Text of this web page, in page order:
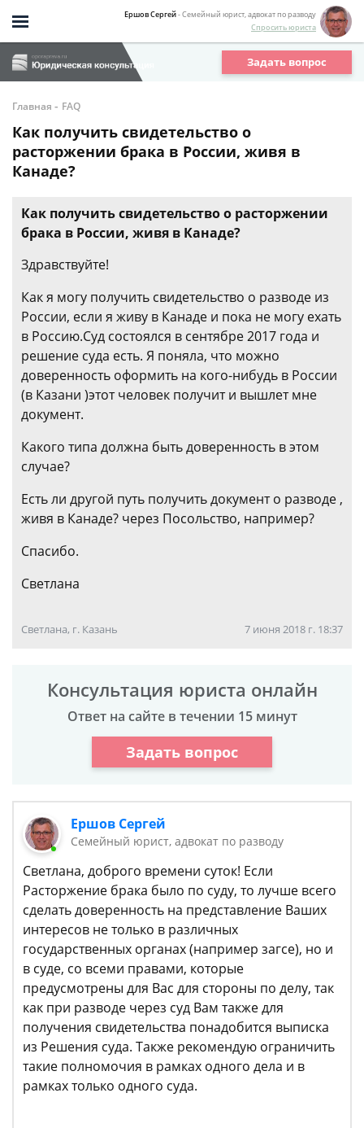
Ершов Сергей- Семейный юрист, адвокат по разводу
Спросить юриста
Задать вопрос
Главная - FAQ
Как получить свидетельство о
расторжении брака в России, живя в
Канаде?
Как получить свидетельство о расторжении
брака в России, живя в Канаде?
Здравствуйте!
Как я могу получить свидетельство о разводе из
России, если я живу в Канаде и пока не могу ехать
в Россию.Суд состоялся в сентябре 2017 года и
решение суда есть. Я поняла, что можно
доверенность оформить на кого-нибудь в России
(в Казани )этот человек получит и вышлет мне
документ.
Какого типа должна быть доверенность в этом
случае?
Есть ли другой путь получить документ о разводе ,
живя в Канаде? через Посольство, например?
Спасибо.
Светлана
Светлана, г. Казань 7 июня 2018 г. 18:37
Консультация юриста онлайн
Ответ на сайте в течении 15 минут
Задать вопрос
Ершов Сергей
Семейный юрист, адвокат по разводу
Светлана, доброго времени суток! Если
Расторжение брака было по суду, то лучше всего
сделать доверенность на представление Ваших
интересов не только в различных
государственных органах (например загсе), но и
в суде, со всеми правами, которые
предусмотрены для Вас для стороны по делу, так
как при разводе через суд Вам также для
получения свидетельства понадобится выписка
из Решения суда. Также рекомендую ограничить
такие полномочия в рамках одного дела и в
рамках только одного суда.